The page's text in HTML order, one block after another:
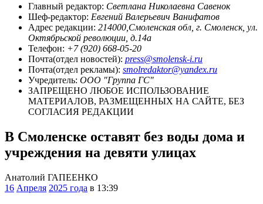
Главный редактор: Светлана Николаевна Савенок
Шеф-редактор: Евгений Валерьевич Ванифатов
Адрес редакции: 214000,Смоленская обл, г. Смоленск, ул.
Октябрьской революции, д.14а
Телефон: +7 (920) 668-05-20
Почта(отдел новостей): press@smolensk-i.ru
Почта(отдел рекламы): smolredaktor@yandex.ru
Учредитель: ООО "Группа ГС"
ЗАПРЕЩЕНО ЛЮБОЕ ИСПОЛЬЗОВАНИЕ
МАТЕРИАЛОВ, РАЗМЕЩЕННЫХ НА САЙТЕ, БЕЗ
СОГЛАСИЯ РЕДАКЦИИ
В Смоленске оставят без воды дома и
учреждения на девяти улицах
Анатолий ГАПЕЕНКО
16 Апреля 2025 года в 13:39